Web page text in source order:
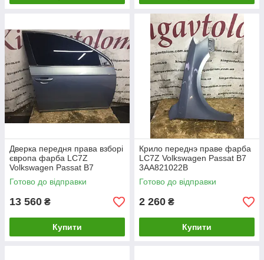
Дверка передня права взборі
європа фарба LC7Z
Volkswagen Passat B7
3AA831056
Готово до відправки
13 560 ₴
Купити
Крило переднэ праве фарба
LC7Z Volkswagen Passat B7
3AA821022B
Готово до відправки
2 260 ₴
Купити